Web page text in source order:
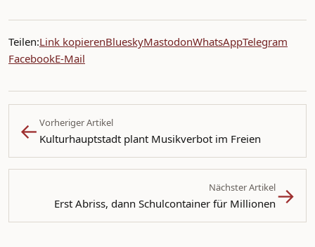
Teilen:Link kopierenBlueskyMastodonWhatsAppTelegram
FacebookE-Mail
← Vorheriger Artikel
Kulturhauptstadt plant Musikverbot im Freien
Nächster Artikel
Erst Abriss, dann Schulcontainer für Millionen →